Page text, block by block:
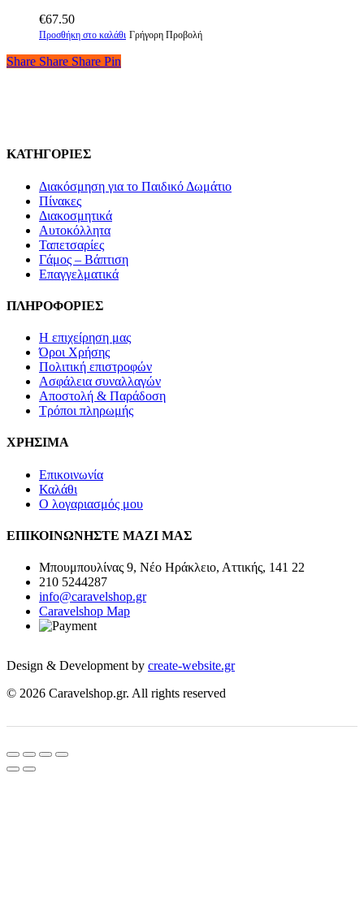
στη
σελίδα
προϊόντος
€67.50
Προσθήκη στο καλάθι Γρήγορη Προβολή
Share
Share Share Share Pin
ΚΑΤΗΓΟΡΙΕΣ
Διακόσμηση για το Παιδικό Δωμάτιο
Πίνακες
Διακοσμητικά
Αυτοκόλλητα
Ταπετσαρίες
Γάμος – Βάπτιση
Επαγγελματικά
ΠΛΗΡΟΦΟΡΙΕΣ
Η επιχείρηση μας
Όροι Χρήσης
Πολιτική επιστροφών
Ασφάλεια συναλλαγών
Αποστολή & Παράδοση
Τρόποι πληρωμής
ΧΡΗΣΙΜΑ
Επικοινωνία
Καλάθι
Ο λογαριασμός μου
ΕΠΙΚΟΙΝΩΝΗΣΤΕ ΜΑΖΙ ΜΑΣ
Μπουμπουλίνας 9, Νέο Ηράκλειο, Αττικής, 141 22
210 5244287
info@caravelshop.gr
Caravelshop Map
Design & Development by create-website.gr
© 2026 Caravelshop.gr. All rights reserved